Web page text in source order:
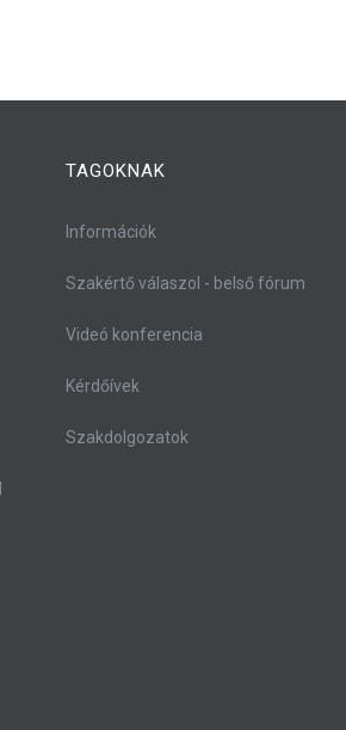
TAGOKNAK
Információk
Szakértő válaszol - belső fórum
Videó konferencia
Kérdőívek
Szakdolgozatok